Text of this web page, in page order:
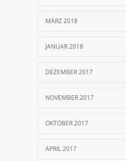
MÄRZ 2018
JANUAR 2018
DEZEMBER 2017
NOVEMBER 2017
OKTOBER 2017
APRIL 2017